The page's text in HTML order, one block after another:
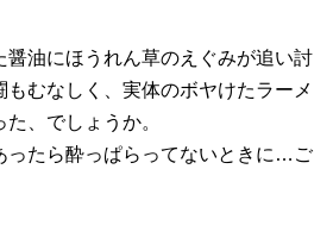
醤油にほうれん草のえぐみが追い討
もむなしく、実体のボヤけたラーメ
、でしょうか。
ったら酔っぱらってないときに…ご